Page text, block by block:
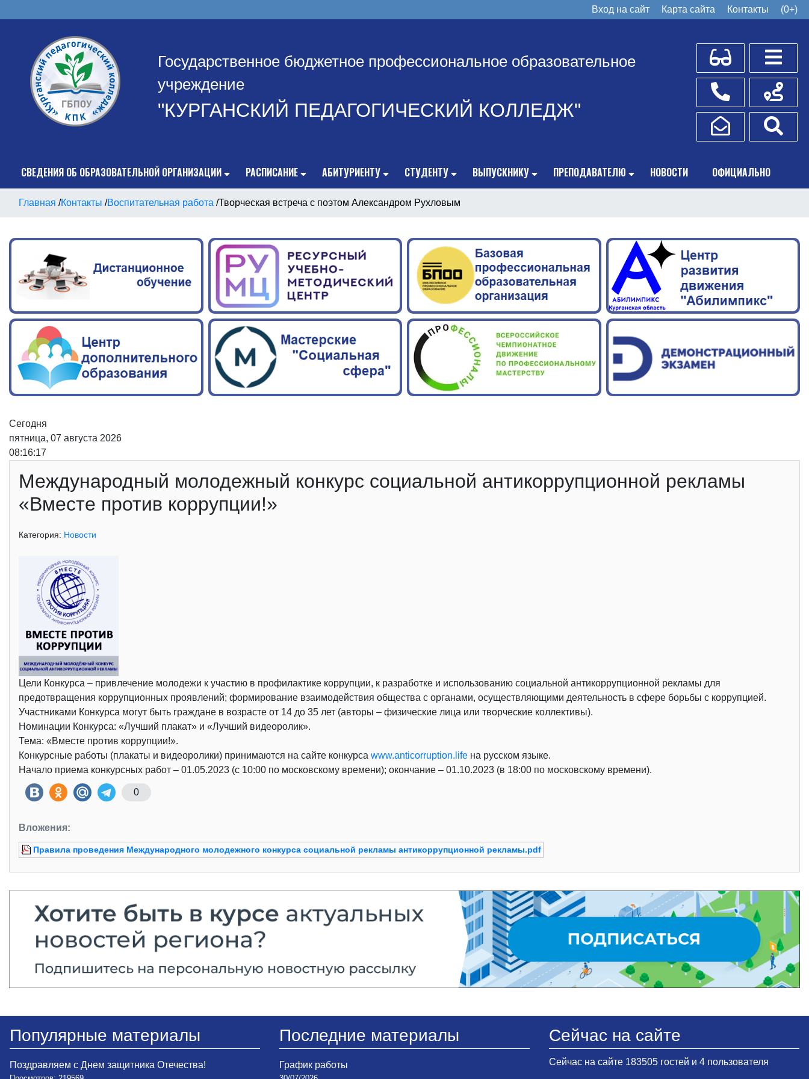
Вход на сайт Карта сайта Контакты (0+)
Государственное бюджетное профессиональное образовательное
учреждение
"КУРГАНСКИЙ ПЕДАГОГИЧЕСКИЙ КОЛЛЕДЖ"
Для слабовидящих
Телефоны
Написать обращение
Схема
СВЕДЕНИЯ ОБ ОБРАЗОВАТЕЛЬНОЙ ОРГАНИЗАЦИИ РАСПИСАНИЕ АБИТУРИЕНТУ СТУДЕНТУ ВЫПУСКНИКУ ПРЕПОДАВАТЕЛЮ НОВОСТИ ОФИЦИАЛЬНО
Главная /Контакты /Воспитательная работа /Творческая встреча с поэтом Александром Рухловым
Сегодня
пятница, 07 августа 2026
08:16:18
Международный молодежный конкурс социальной антикоррупционной рекламы
«Вместе против коррупции!»
Категория: Новости
Цели Конкурса – привлечение молодежи к участию в профилактике коррупции, к разработке и использованию социальной антикоррупционной рекламы для
предотвращения коррупционных проявлений; формирование взаимодействия общества с органами, осуществляющими деятельность в сфере борьбы с коррупцией.
Участниками Конкурса могут быть граждане в возрасте от 14 до 35 лет (авторы – физические лица или творческие коллективы).
Номинации Конкурса: «Лучший плакат» и «Лучший видеоролик».
Тема: «Вместе против коррупции!».
Конкурсные работы (плакаты и видеоролики) принимаются на сайте конкурса www.anticorruption.life на русском языке.
Начало приема конкурсных работ – 01.05.2023 (с 10:00 по московскому времени); окончание – 01.10.2023 (в 18:00 по московскому времени).
0
Вложения:
Правила проведения Международного молодежного конкурса социальной рекламы антикоррупционной рекламы.pdf
Популярные материалы
Поздравляем с Днем защитника Отечества!
Последние материалы
График работы
Сейчас на сайте
Сейчас на сайте 183505 гостей и 4 пользователя